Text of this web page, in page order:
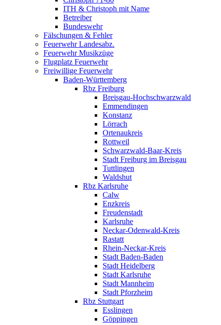
ITH & Christoph mit Name
Betreiber
Bundeswehr
Fälschungen & Fehler
Feuerwehr Landesabz.
Feuerwehr Musikzüge
Flugplatz Feuerwehr
Freiwillige Feuerwehr
Baden-Württemberg
Rbz Freiburg
Breisgau-Hochschwarzwald
Emmendingen
Konstanz
Lörrach
Ortenaukreis
Rottweil
Schwarzwald-Baar-Kreis
Stadt Freiburg im Breisgau
Tuttlingen
Waldshut
Rbz Karlsruhe
Calw
Enzkreis
Freudenstadt
Karlsruhe
Neckar-Odenwald-Kreis
Rastatt
Rhein-Neckar-Kreis
Stadt Baden-Baden
Stadt Heidelberg
Stadt Karlsruhe
Stadt Mannheim
Stadt Pforzheim
Rbz Stuttgart
Esslingen
Göppingen